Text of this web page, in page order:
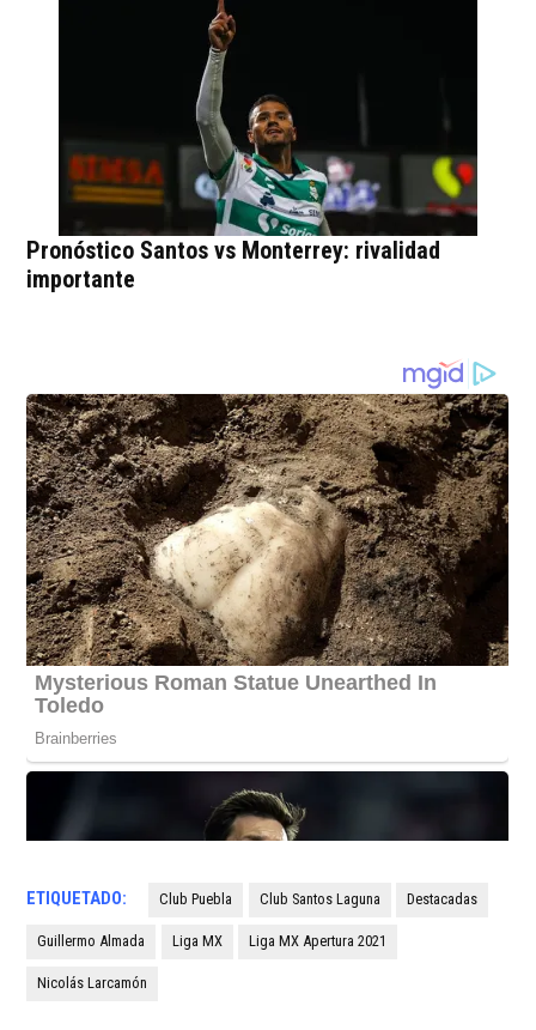
Pronóstico Santos vs Monterrey: rivalidad
importante